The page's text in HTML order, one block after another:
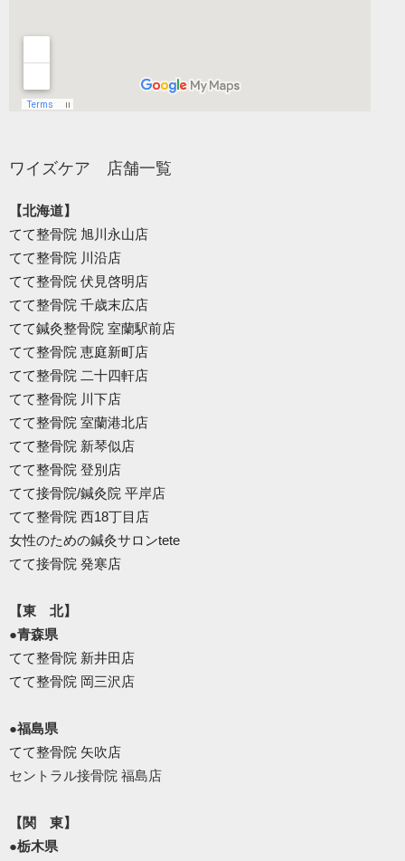
ワイズケア 店舗一覧
【北海道】
てて整骨院 旭川永山店
てて整骨院 川沿店
てて整骨院 伏見啓明店
てて整骨院 千歳末広店
てて鍼灸整骨院 室蘭駅前店
てて整骨院 恵庭新町店
てて整骨院 二十四軒店
てて整骨院 川下店
てて整骨院 室蘭港北店
てて整骨院 新琴似店
てて整骨院 登別店
てて接骨院/鍼灸院 平岸店
てて整骨院 西18丁目店
女性のための鍼灸サロンtete
てて接骨院 発寒店
【東 北】
●青森県
てて整骨院 新井田店
てて整骨院 岡三沢店
●福島県
てて整骨院 矢吹店
セントラル接骨院 福島店
【関 東】
●栃木県